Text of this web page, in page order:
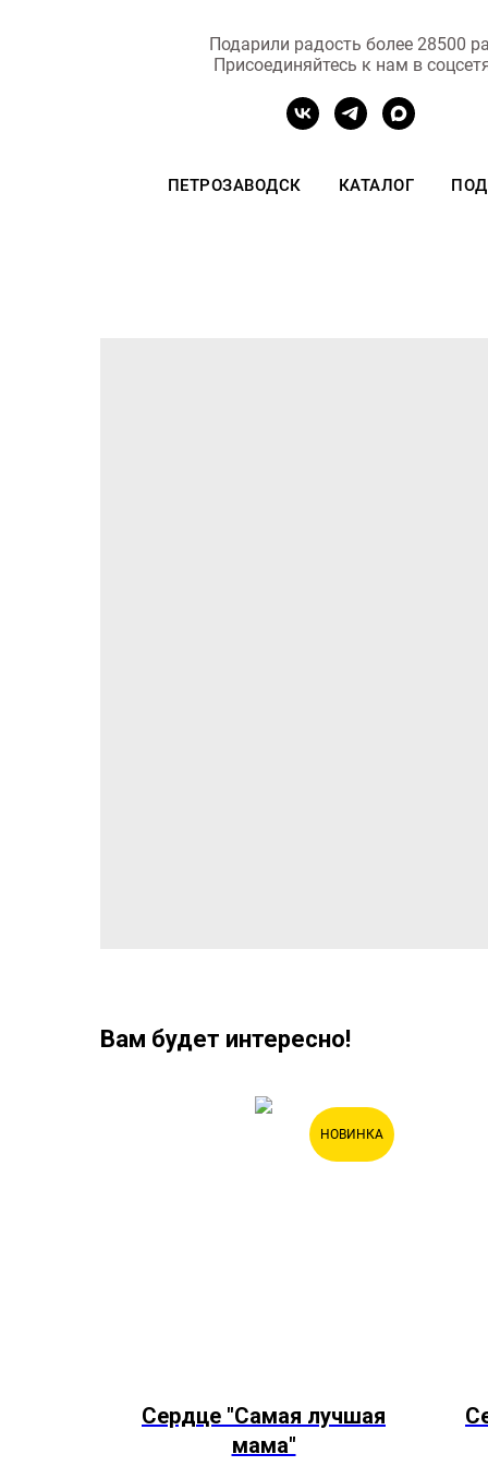
Подарили радость более 28500
Присоединяйтесь к нам в
ПЕТРОЗАВОДСК КАТАЛОГ
Вам будет интересно!
НОВИНКА
Сердце "Самая лучшая
мама"